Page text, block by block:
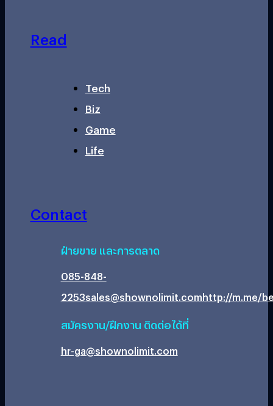
Read
Tech
Biz
Game
Life
Contact
ฝ่ายขาย และการตลาด
085-848-
2253sales@shownolimit.comhttp://m.me/
สมัครงาน/ฝึกงาน ติดต่อได้ที่
hr-ga@shownolimit.com